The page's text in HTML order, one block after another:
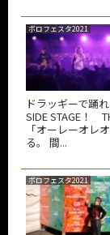
ボロフェスタ2021
ドラッギーで踊
SIDE STAGE！
「オーレーオレ
る。 間...
ボロフェスタ2021